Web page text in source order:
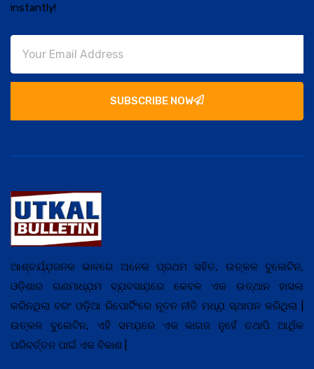
instantly!
SUBSCRIBE NOW
ଆଶ୍ଚର୍ଯ୍ଯ଼ଜନକ ଭାବରେ ଅନେକ ପ୍ରଥମ ସହିତ, ଉତ୍କଳ ବୁଲେଟିନ,
ଓଡ଼ିଶାର ଗଣମାଧ୍ଯ଼ମ ବ୍ଯ଼ବସାଯ଼ରେ କେବଳ ଏକ ଉତ୍ଥାନ ହାସଲ
କରିନଥିଲା ବରଂ ଓଡ଼ିଆ ରିପୋର୍ଟିଂରେ ନୂତନ ନୀତି ମଧ୍ଯ଼ ସ୍ଥାପନ କରିଥିଲା |
ଉତ୍କଳ ବୁଲେଟିନ, ଏହି ସମଯ଼ରେ ଏକ କାଗଜ ନୁହେଁ ତଥାପି ଆର୍ଥିକ
ପରିବର୍ତ୍ତନ ପାଇଁ ଏକ ବିକାଶ |